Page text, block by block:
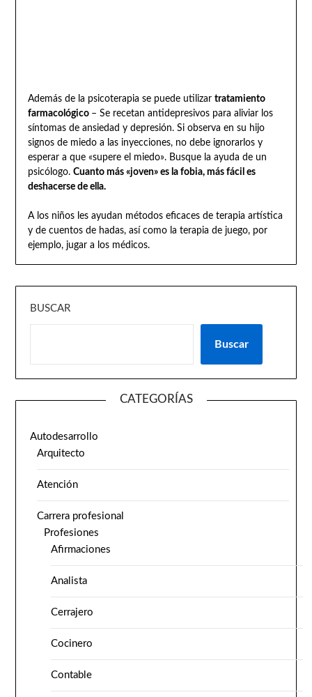
Además de la psicoterapia se puede utilizar tratamiento
farmacológico – Se recetan antidepresivos para aliviar los
síntomas de ansiedad y depresión. Si observa en su hijo
signos de miedo a las inyecciones, no debe ignorarlos y
esperar a que «supere el miedo». Busque la ayuda de un
psicólogo. Cuanto más «joven» es la fobia, más fácil es
deshacerse de ella.
A los niños les ayudan métodos eficaces de terapia artística
y de cuentos de hadas, así como la terapia de juego, por
ejemplo, jugar a los médicos.
BUSCAR
Buscar
CATEGORÍAS
Autodesarrollo
Arquitecto
Atención
Carrera profesional
Profesiones
Afirmaciones
Analista
Cerrajero
Cocinero
Contable